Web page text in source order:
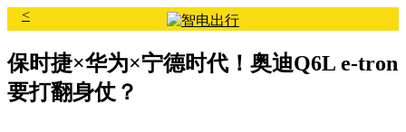
<
保时捷×华为×宁德时代！奥迪Q6L e-tron
要打翻身仗？